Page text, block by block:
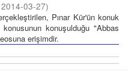
2014-03-27)
Pınar Kür'ün konuk
konuşulduğu "Abbas
erişimdir.